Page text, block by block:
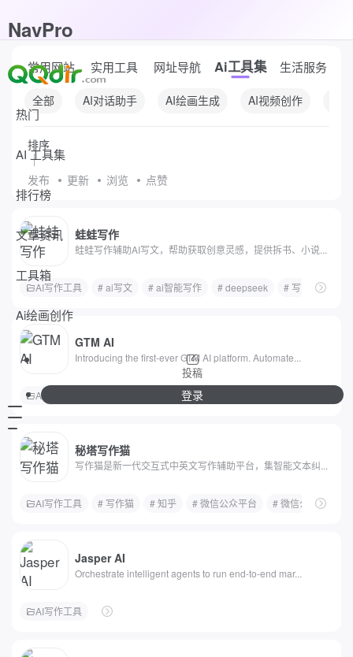
NavPro
热门
AI 工具集
排行榜
文章资讯
工具箱
Ai绘画创作
投稿
登录
常用网站 实用工具 网址导航 Ai工具集 生活服务
全部 AI对话助手 AI绘画生成 AI视频创作
排序
发布 更新 浏览 点赞
蛙蛙写作
蛙蛙写作辅助AI写文，帮助获取创意灵感，提供拆书、小说...
AI写作工具 # ai写文 # ai智能写作 # deepseek # 写网文
GTM AI
Introducing the first-ever GTM AI platform. Automate...
AI写作工具
秘塔写作猫
写作猫是新一代交互式中英文写作辅助平台，集智能文本纠...
AI写作工具 # 写作猫 # 知乎 # 微信公众平台 # 微信公众号
Jasper AI
Orchestrate intelligent agents to run end-to-end mar...
AI写作工具